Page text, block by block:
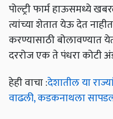
पोल्ट्री फार्म हाऊसमध्ये
त्यांच्या शेतात येऊ देत
करण्यासाठी बोलावण्यात
दररोज एक ते पंधरा कोटी
हेही वाचा :देशातील या
वाढली, कडकनाथला